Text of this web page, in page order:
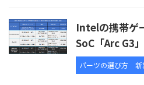
Intelの携帯ゲ
SoC「Arc G3」
パーツの選び方 新